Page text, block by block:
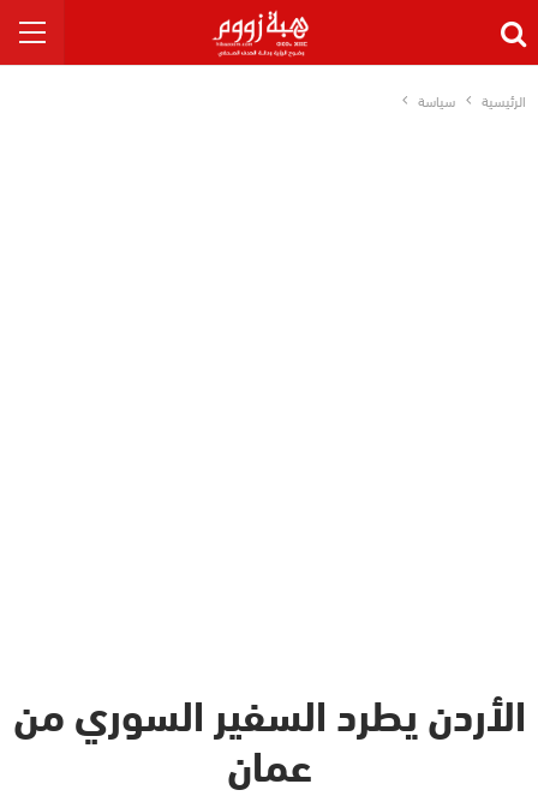
الرئيسية سياسة
الأردن يطرد السفير السوري من
عمان